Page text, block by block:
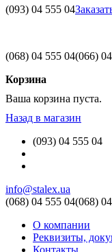
(093) 04 555 04
(068) 04 555 04(066)
Корзина
Ваша корзина пуста.
Назад в магазин
(093) 04 555 04
info@stalex.ua
(068) 04 555 04(068)
О компании
Реквизиты,